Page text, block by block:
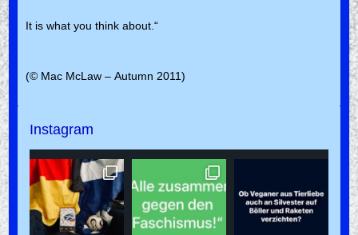
It is what you think about.“
(© Mac McLaw – Autumn 2011)
Instagram